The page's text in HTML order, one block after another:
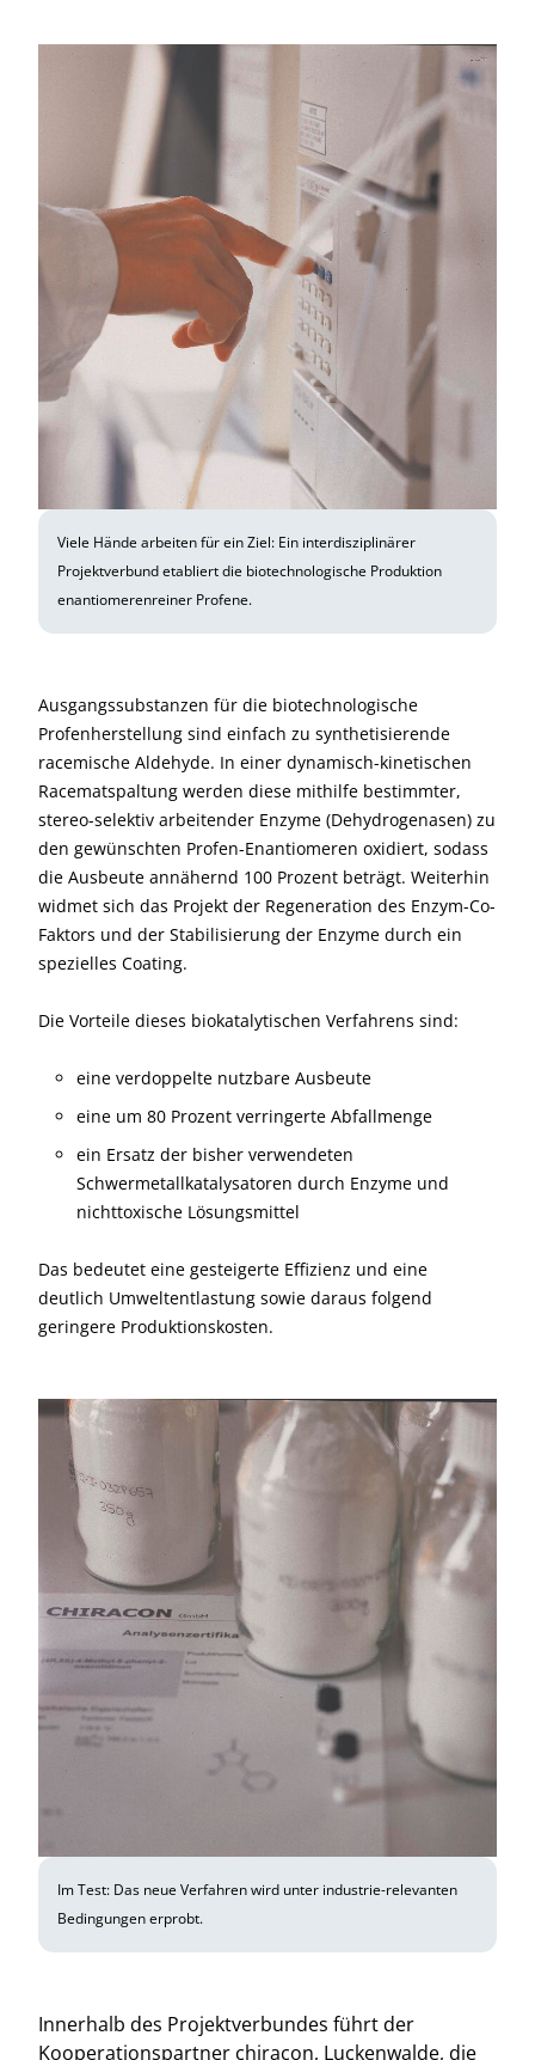
Viele Hände arbeiten für ein Ziel: Ein interdisziplinärer
Projektverbund etabliert die biotechnologische Produktion
enantiomerenreiner Profene.
Ausgangssubstanzen für die biotechnologische
Profenherstellung sind einfach zu synthetisierende
racemische Aldehyde. In einer dynamisch-kinetischen
Racematspaltung werden diese mithilfe bestimmter,
stereo-selektiv arbeitender Enzyme (Dehydrogenasen) zu
den gewünschten Profen-Enantiomeren oxidiert, sodass
die Ausbeute annähernd 100 Prozent beträgt. Weiterhin
widmet sich das Projekt der Regeneration des Enzym-Co-
Faktors und der Stabilisierung der Enzyme durch ein
spezielles Coating.
Die Vorteile dieses biokatalytischen Verfahrens sind:
eine verdoppelte nutzbare Ausbeute
eine um 80 Prozent verringerte Abfallmenge
ein Ersatz der bisher verwendeten
Schwermetallkatalysatoren durch Enzyme und
nichttoxische Lösungsmittel
Das bedeutet eine gesteigerte Effizienz und eine
deutlich Umweltentlastung sowie daraus folgend
geringere Produktionskosten.
Im Test: Das neue Verfahren wird unter industrie-relevanten
Bedingungen erprobt.
Innerhalb des Projektverbundes führt der
Kooperationspartner chiracon, Luckenwalde, die